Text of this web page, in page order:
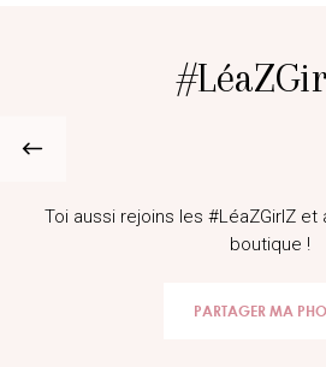
Toi aussi rejoins les #LéaZGirlZ
boutique !
PARTAGER MA